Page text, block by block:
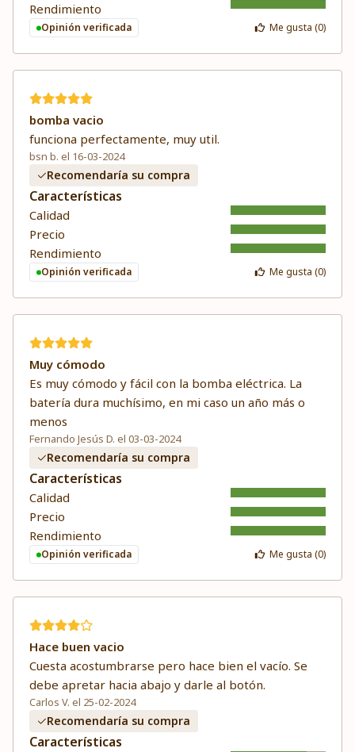
Rendimiento
Opinión verificada Me gusta (0)
bomba vacio
funciona perfectamente, muy util.
bsn b. el 16-03-2024
Recomendaría su compra
Características
Calidad
Precio
Rendimiento
Opinión verificada Me gusta (0)
Muy cómodo
Es muy cómodo y fácil con la bomba eléctrica. La
batería dura muchísimo, en mi caso un año más o
menos
Fernando Jesús D. el 03-03-2024
Recomendaría su compra
Características
Calidad
Precio
Rendimiento
Opinión verificada Me gusta (0)
Hace buen vacio
Cuesta acostumbrarse pero hace bien el vacío. Se
debe apretar hacia abajo y darle al botón.
Carlos V. el 25-02-2024
Recomendaría su compra
Características